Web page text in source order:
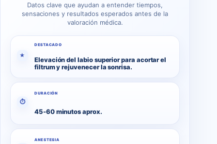
Datos clave que ayudan a entender tiempos,
sensaciones y resultados esperados antes de la
valoración médica.
★
DESTACADO
Elevación del labio superior para acortar el
filtrum y rejuvenecer la sonrisa.
⏱
DURACIÓN
45-60 minutos aprox.
ANESTESIA